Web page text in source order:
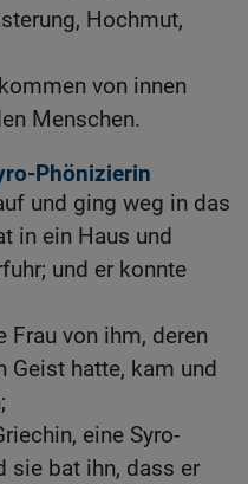
Hochmut,
von innen
Menschen.
Phönizierin
und ging weg in das
in ein Haus und
und er konnte
Frau von ihm, deren
Geist hatte, kam und
eine Syro-
sie bat ihn, dass er